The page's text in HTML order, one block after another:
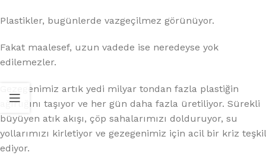
Plastikler, bugünlerde vazgeçilmez görünüyor.
Fakat maalesef, uzun vadede ise neredeyse yok
edilemezler.
Gezegenimiz artık yedi milyar tondan fazla plastiğin
ağırlığını taşıyor ve her gün daha fazla üretiliyor. Sürekli
büyüyen atık akışı, çöp sahalarımızı dolduruyor, su
yollarımızı kirletiyor ve gezegenimiz için acil bir kriz teşkil
ediyor.